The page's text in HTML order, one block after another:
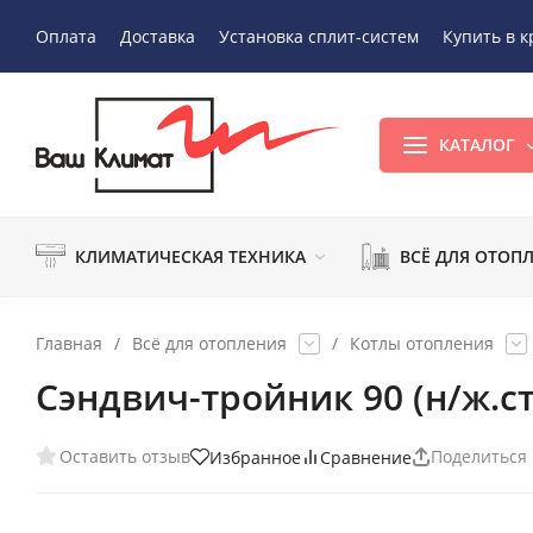
Оплата Доставка Установка сплит-систем Купить в
КАТАЛОГ
КЛИМАТИЧЕСКАЯ ТЕХНИКА ВСЁ ДЛЯ
Главная / Всё для отопления / Котлы отопления
Сэндвич-тройник 90 (н/
Оставить отзыв Избранное Сравнение Поделиться